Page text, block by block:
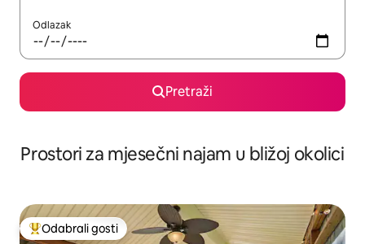
Odlazak
Pretraži
Prostori za mjesečni najam u bližoj okolici
Među najviše rangiranima s oznakom „Odabrali gosti”
Odabrali gosti